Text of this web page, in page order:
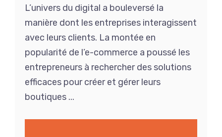
L’univers du digital a bouleversé la
manière dont les entreprises interagissent
avec leurs clients. La montée en
popularité de l’e-commerce a poussé les
entrepreneurs à rechercher des solutions
efficaces pour créer et gérer leurs
boutiques ...